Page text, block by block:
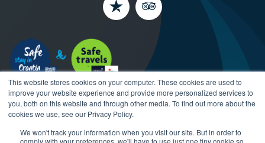
This website stores cookies on your computer. These cookies are used to
improve your website experience and provide more personalized services to
you, both on this website and through other media. To find out more about the
cookies we use, see our Privacy Policy.
We won't track your information when you visit our site. But in order to
comply with your preferences, we'll have to use just one tiny cookie so